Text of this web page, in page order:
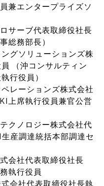
兼エンタープライズソ
サーブ代表取締役社長
総務部長）
グソリューションズ株
（沖コンサルティン
行役員）
レーションズ株式会社
上席執行役員兼官公営
クノロジー株式会社代
産調達統括本部調達セ
会社代表取締役社長
執行役員
会社代表取締役社長執